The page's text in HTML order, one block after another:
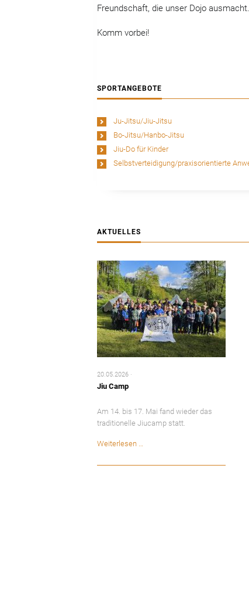
Freundschaft, die unser Dojo ausmacht.
Komm vorbei!
SPORTANGEBOTE
Ju-Jitsu/Jiu-Jitsu
Bo-Jitsu/Hanbo-Jitsu
Jiu-Do für Kinder
Selbstverteidigung/praxisorientierte
AKTUELLES
20.05.2026
Jiu Camp
Am 14. bis 17. Mai fand wieder das
traditionelle Jiucamp statt.
Weiterlesen …